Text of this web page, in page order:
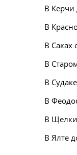
В Керчи
В
В Саках
В
В
В
В
В Ялте